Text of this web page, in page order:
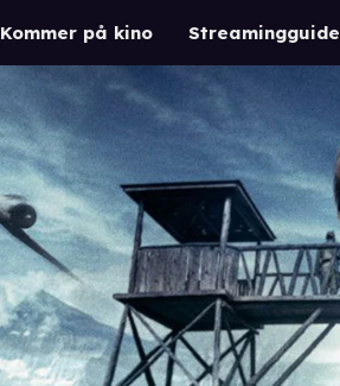
Kommer på kino Streamingguide